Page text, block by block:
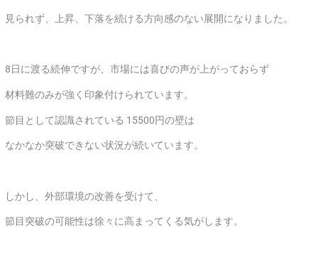
見られず、上昇、下落を続ける方向感のない展開になりました。
8日に渡る続伸ですが、市場には喜びの声が上がっておらず
材料難のみが強く印象付けられています。
節目として認識されている 15500円の壁は
なかなか突破できない状況が続いています。
しかし、外部環境の改善を受けて、
節目突破の可能性は徐々に高まってくる気がします。